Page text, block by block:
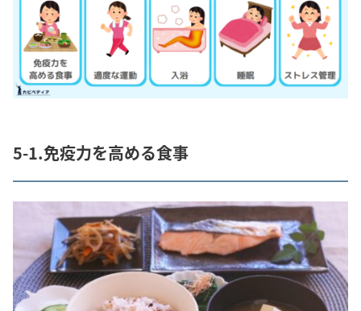
5-1.免疫力を高める食事